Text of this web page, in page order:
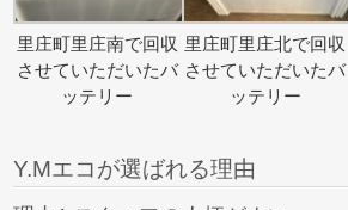
里庄町里庄南で回収
させていただいたバ
ッテリー
里庄町里庄北で回収
させていただいたバ
ッテリー
Y.Mエコが選ばれる理由